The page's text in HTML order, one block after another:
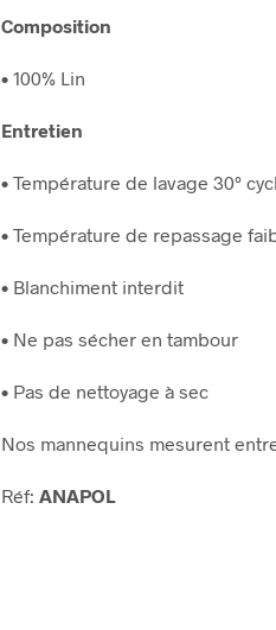
Composition
• 100% Lin
Entretien
• Température de lavage 30°
• Température de repassage
• Blanchiment interdit
• Ne pas sécher en tambour
• Pas de nettoyage à sec
Nos mannequins mesurent
Réf: ANAPOL